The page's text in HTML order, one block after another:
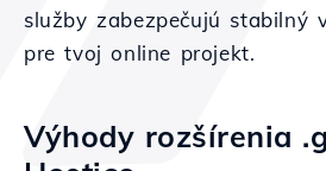
služby zabezpečujú stabilný
pre tvoj online projekt.
Výhody rozšírenia